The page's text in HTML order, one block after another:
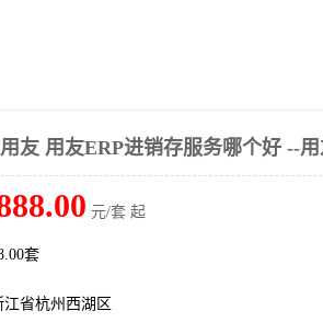
友 用友ERP进销存服务哪个好 --
元/套 起
套
江省杭州西湖区